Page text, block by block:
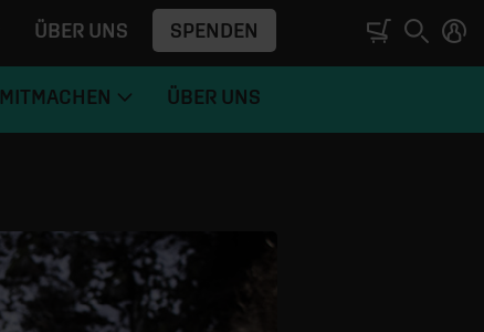
ÜBER UNS SPENDEN
MITMACHEN ÜBER UNS